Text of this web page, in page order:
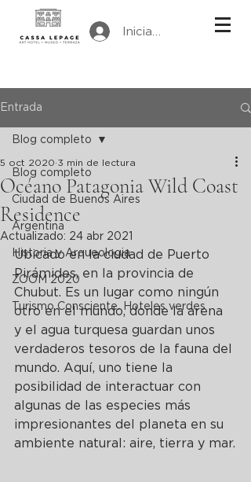
Iniciar sesión
Entrada
Blog completo
Ciudad de Buenos Aires
Argentina
Historia y Arqueologia
ZOOM 2020
Turismo Consciente. Hoteles verdes
Blog completo
Océano Patagonia Wild Coast
Residence
5 oct 2020 3 min de lectura
Actualizado: 24 abr 2021
Ubicado en la ciudad de Puerto
Pirámides, en la provincia de
Chubut. Es un lugar como ningún
otro en el mundo, donde la arena
y el agua turquesa guardan unos
verdaderos tesoros de la fauna del
mundo. Aquí, uno tiene la
posibilidad de interactuar con
algunas de las especies más
impresionantes del planeta en su
ambiente natural: aire, tierra y mar.